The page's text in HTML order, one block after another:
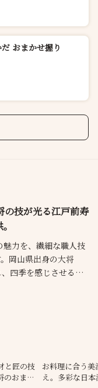
だ おまかせ握り
の技が光る江戸前寿
魅力を、繊細な職人技
岡山県出身の大将
四季を感じさせる逸
と匠の技
のおまか
お料理に合う美
え。多彩な日